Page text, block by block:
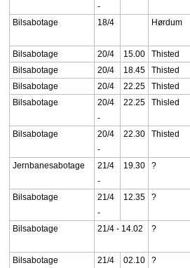
-
Bilsabotage
18/4 Hørdum
Bilsabotage 20/4 15.00 Thisted
Bilsabotage
20/4 18.45 Thisted
Bilsabotage
20/4 22.25 Thisted
Bilsabotage
20/4
-
22.25 Thisled
Bilsabotage
20/4
-
22.30 Thisted
Jernbanesabotage
21/4
-
19.30 ?
Bilsabotage
21/4
-
12.35 ?
Bilsabotage 21/4 - 14.02 ?
Bilsabotage
21/4
02.10 ?